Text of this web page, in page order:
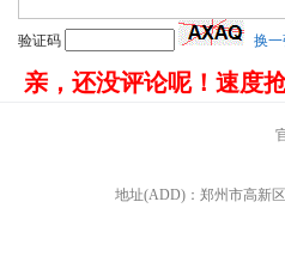
验证码 换
亲，还没评论呢！速度
地址(ADD)：郑州市高新